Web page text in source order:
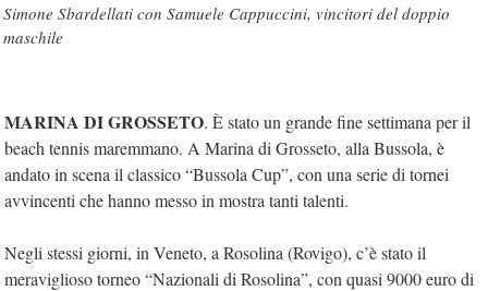
Simone Sbardellati con Samuele Cappuccini, vincitori del doppio
maschile
MARINA DI GROSSETO. È stato un grande fine settimana per il
beach tennis maremmano. A Marina di Grosseto, alla Bussola, è
andato in scena il classico “Bussola Cup”, con una serie di tornei
avvincenti che hanno messo in mostra tanti talenti.
Negli stessi giorni, in Veneto, a Rosolina (Rovigo), c’è stato il
meraviglioso torneo “Nazionali di Rosolina”, con quasi 9000 euro di